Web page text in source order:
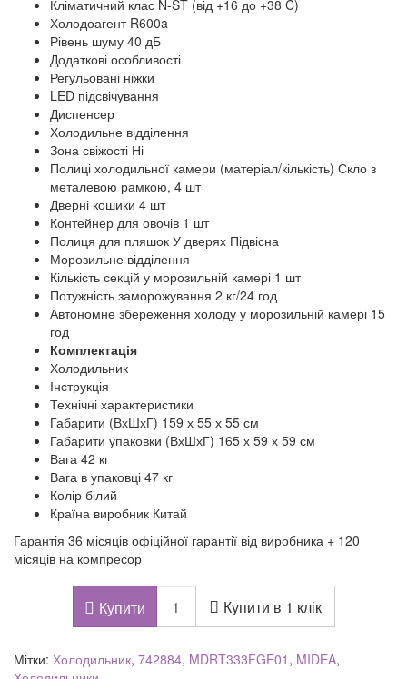
Кліматичний клас N-ST (від +16 до +38 C)
Холодоагент R600a
Рівень шуму 40 дБ
Додаткові особливості
Регульовані ніжки
LED підсвічування
Диспенсер
Холодильне відділення
Зона свіжості Ні
Полиці холодильної камери (матеріал/кількість) Скло з
металевою рамкою, 4 шт
Дверні кошики 4 шт
Контейнер для овочів 1 шт
Полиця для пляшок У дверях Підвісна
Морозильне відділення
Кількість секцій у морозильній камері 1 шт
Потужність заморожування 2 кг/24 год
Автономне збереження холоду у морозильній камері 15
год
Комплектація
Холодильник
Інструкція
Технічні характеристики
Габарити (ВхШхГ) 159 х 55 х 55 см
Габарити упаковки (ВхШхГ) 165 х 59 х 59 см
Вага 42 кг
Вага в упаковці 47 кг
Колір білий
Країна виробник Китай
Гарантія 36 місяців офіційної гарантії від виробника + 120
місяців на компресор
Купити Купити в 1 клік
Мітки: Холодильник, 742884, MDRT333FGF01 , MIDEA,